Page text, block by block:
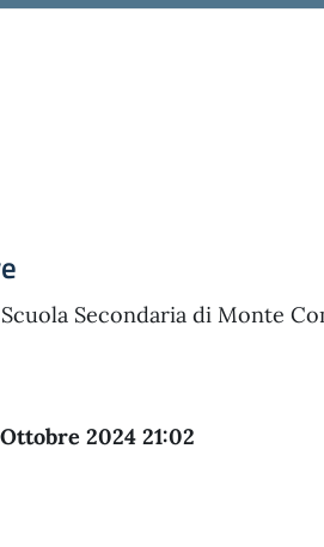
Secondaria di Monte
2024 21:02